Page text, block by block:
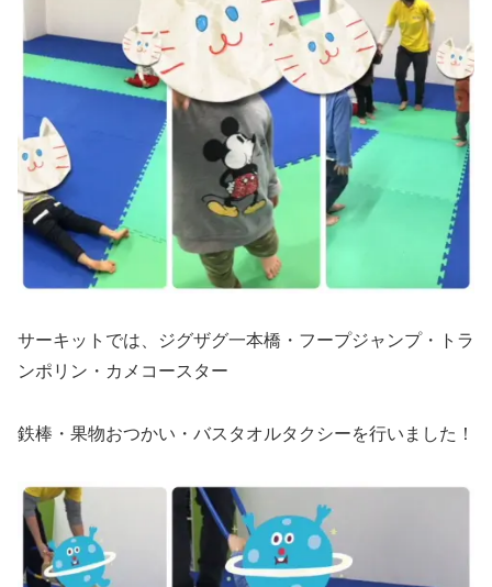
サーキットでは、ジグザグ一本橋・フープジャンプ・トラ
ンポリン・カメコースター
鉄棒・果物おつかい・バスタオルタクシーを行いました！